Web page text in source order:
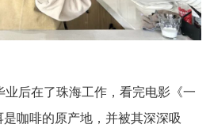
业后在了珠海工作，看完电影《一
咖啡的原产地，并被其深深吸